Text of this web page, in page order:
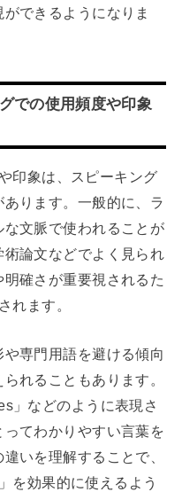
できるようになりま
での使用頻度や印象
印象は、スピーキング
ります。一般的に、ラ
文脈で使われることが
論文などでよく見られ
確さが重要視されるた
れます。
専門用語を避ける傾向
れることもあります。
」などのように表現さ
てわかりやすい言葉を
いを理解することで、
を効果的に使えるよう